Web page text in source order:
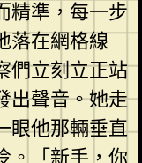
精準，每一步
落在網格線
們立刻立正站
出聲音。她走
眼他那輛垂直
。「新手，你